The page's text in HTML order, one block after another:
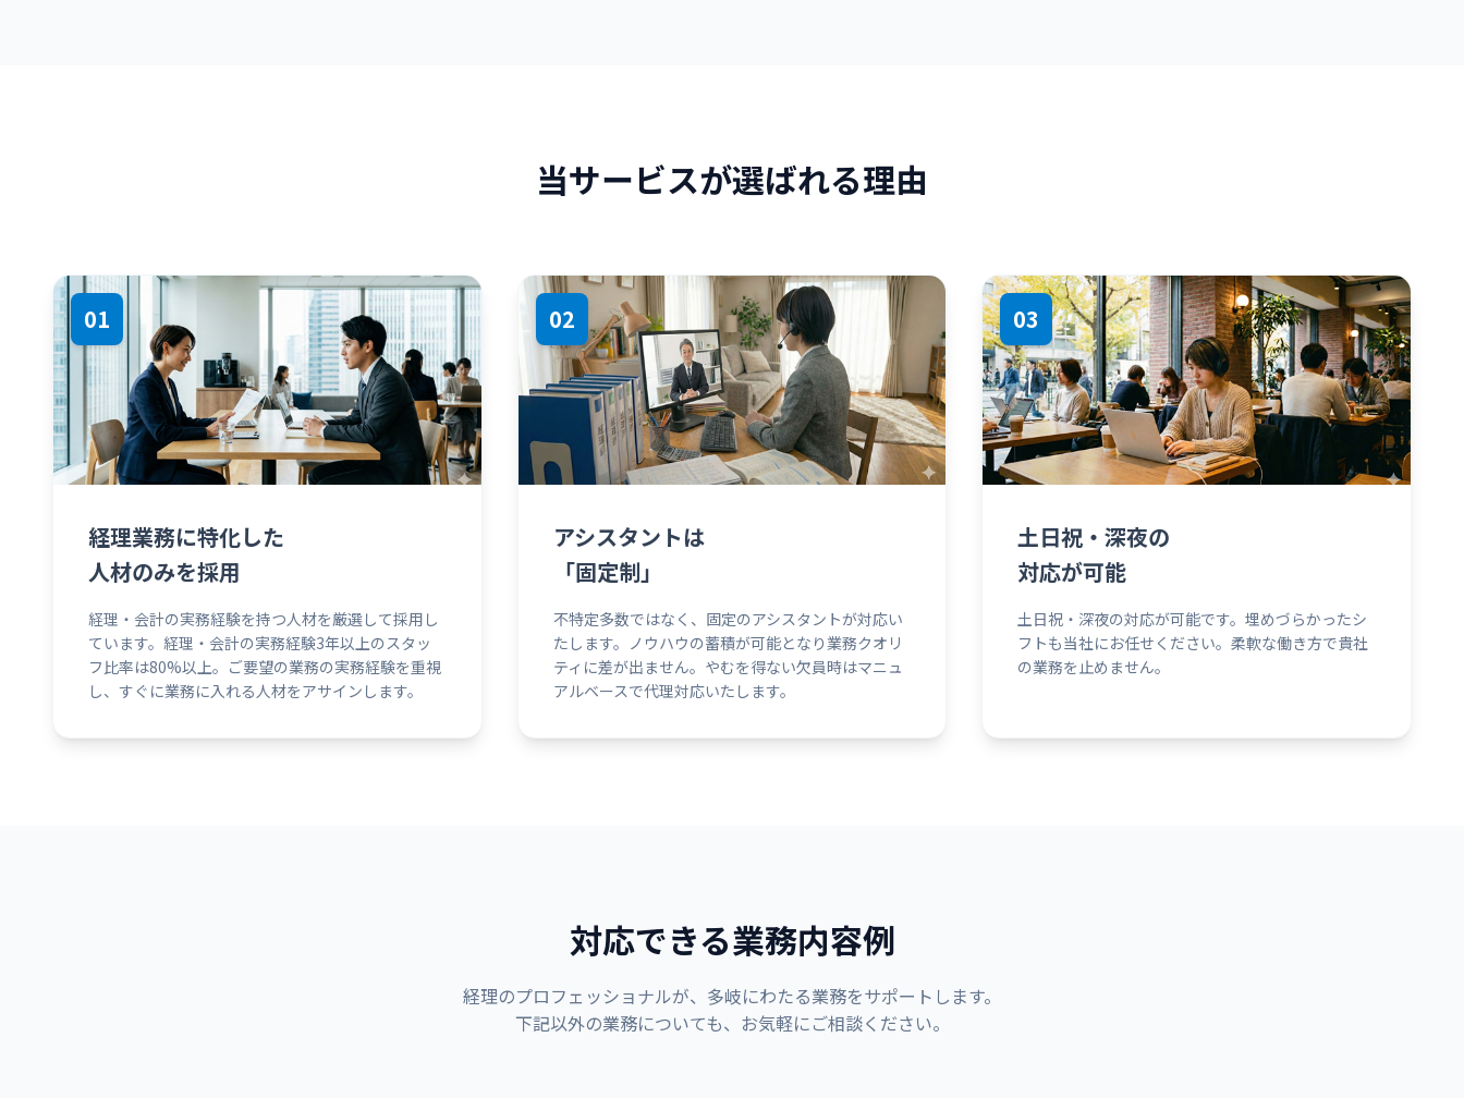
当サービスが選ばれる理由
01
経理業務に特化した
人材のみを採用
経理・会計の実務経験を持つ人材を厳選して採用し
ています。経理・会計の実務経験3年以上のスタッ
フ比率は80%以上。ご要望の業務の実務経験を重視
し、すぐに業務に入れる人材をアサインします。
02
アシスタントは
「固定制」
不特定多数ではなく、固定のアシスタントが対応い
たします。ノウハウの蓄積が可能となり業務クオリ
ティに差が出ません。やむを得ない欠員時はマニュ
アルベースで代理対応いたします。
03
土日祝・深夜の
対応が可能
土日祝・深夜の対応が可能です。埋めづらかったシ
フトも当社にお任せください。柔軟な働き方で貴社
の業務を止めません。
対応できる業務内容例
経理のプロフェッショナルが、多岐にわたる業務をサポートします。
下記以外の業務についても、お気軽にご相談ください。